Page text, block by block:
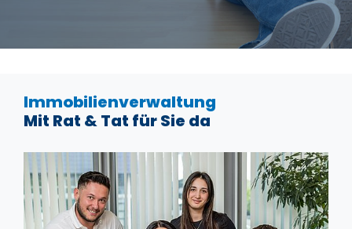
Mit Rat & Tat für Sie da
Immobilienverwaltung